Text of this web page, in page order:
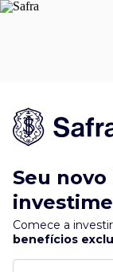
Seu
Comece a
benefícios